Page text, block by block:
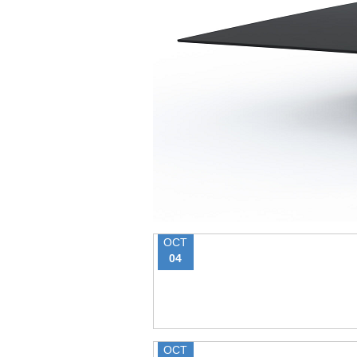
OCT
04
OCT